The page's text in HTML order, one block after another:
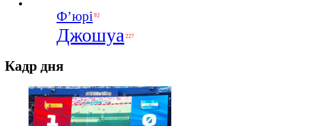
Ф’юрі 92
Джошуа 227
Кадр дня